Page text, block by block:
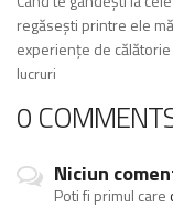
regăsești printre ele
experiențe de
lucruri
0
Niciun
Poti fi primul care